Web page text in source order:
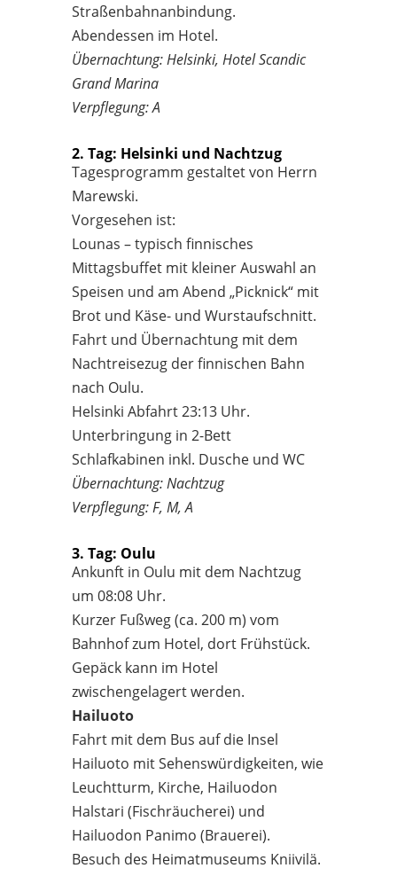
Straßenbahnanbindung.
Abendessen im Hotel.
Übernachtung: Helsinki, Hotel Scandic
Grand Marina
Verpflegung: A
2. Tag: Helsinki und Nachtzug
Tagesprogramm gestaltet von Herrn
Marewski.
Vorgesehen ist:
Lounas – typisch finnisches
Mittagsbuffet mit kleiner Auswahl an
Speisen und am Abend „Picknick“ mit
Brot und Käse- und Wurstaufschnitt.
Fahrt und Übernachtung mit dem
Nachtreisezug der finnischen Bahn
nach Oulu.
Helsinki Abfahrt 23:13 Uhr.
Unterbringung in 2-Bett
Schlafkabinen inkl. Dusche und WC
Übernachtung: Nachtzug
Verpflegung: F, M, A
3. Tag: Oulu
Ankunft in Oulu mit dem Nachtzug
um 08:08 Uhr.
Kurzer Fußweg (ca. 200 m) vom
Bahnhof zum Hotel, dort Frühstück.
Gepäck kann im Hotel
zwischengelagert werden.
Hailuoto
Fahrt mit dem Bus auf die Insel
Hailuoto mit Sehenswürdigkeiten, wie
Leuchtturm, Kirche, Hailuodon
Halstari (Fischräucherei) und
Hailuodon Panimo (Brauerei).
Besuch des Heimatmuseums Kniivilä.